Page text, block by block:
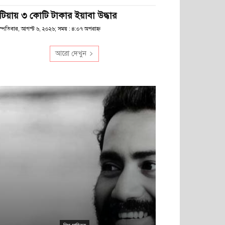
৩ কোটি টাকার ইয়াবা উদ্ধার
আগস্ট ৬, ২০২৬; সময় : ৪:০৭ অপরাহ্ণ
আরো দেখুন